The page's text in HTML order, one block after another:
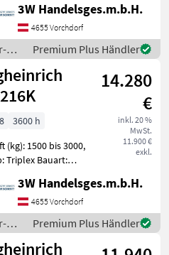
2100mm,
1200mm,
3W Handelsges.m.b.H.
4655 Vorchdorf
Premium Plus Händler
14.280
€
inkl. 20 %
MwSt.
11.900 €
exkl.
3600 h
(kg): 1500 bis 3000,
Triplex Bauart:
2100mm,
1200mm,
3W Handelsges.m.b.H.
4655 Vorchdorf
Premium Plus Händler